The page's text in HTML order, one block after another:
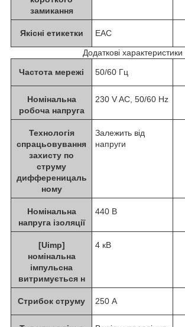
замикання
Якісні етикетки EAC
Додаткові характеристики
Частота мережі 50/60 Гц
Номінальна
робоча напруга
230 V AC, 50/60 Hz
Технологія
спрацьовування
захисту по
струму
дифференицаль
ному
Залежить від
напруги
Номінальна
напруга ізоляції
440 В
[Uimp]
номінальна
імпульсна
витримується н
4 кВ
Стрибок струму 250 А